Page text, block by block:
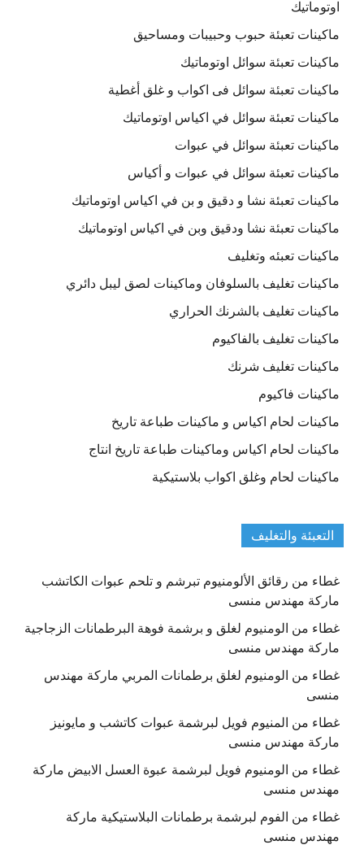
اوتوماتيك
ماكينات تعبئة حبوب وحبيبات ومساحيق
ماكينات تعبئة سوائل اوتوماتيك
ماكينات تعبئة سوائل فى اكواب و غلق أغطية
ماكينات تعبئة سوائل في اكياس اوتوماتيك
ماكينات تعبئة سوائل في عبوات
ماكينات تعبئة سوائل في عبوات و أكياس
ماكينات تعبئة نشا و دقيق و بن في اكياس اوتوماتيك
ماكينات تعبئة نشا ودقيق وبن في اكياس اوتوماتيك
ماكينات تعبئه وتغليف
ماكينات تغليف بالسلوفان وماكينات لصق ليبل دائري
ماكينات تغليف بالشرنك الحراري
ماكينات تغليف بالفاكيوم
ماكينات تغليف شرنك
ماكينات فاكيوم
ماكينات لحام اكياس و ماكينات طباعة تاريخ
ماكينات لحام اكياس وماكينات طباعة تاريخ انتاج
ماكينات لحام وغلق اكواب بلاستيكية
التعبئة والتغليف
غطاء من رقائق الألومنيوم تبرشم و تلحم عبوات الكاتشب
ماركة مهندس منسى
غطاء من الومنيوم لغلق و برشمة فوهة البرطمانات الزجاجية
ماركة مهندس منسى
غطاء من الومنيوم لغلق برطمانات المربي ماركة مهندس
منسى
غطاء من المنيوم فويل لبرشمة عبوات كاتشب و مايونيز
ماركة مهندس منسى
غطاء من الومنيوم فويل لبرشمة عبوة العسل الابيض ماركة
مهندس منسى
غطاء من الفوم لبرشمة برطمانات البلاستيكية ماركة
مهندس منسى